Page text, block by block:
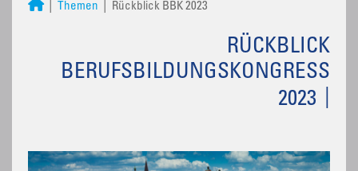
Themen Rückblick BBK 2023
RÜCKBLICK
BERUFSBILDUNGSKONGRESS
2023